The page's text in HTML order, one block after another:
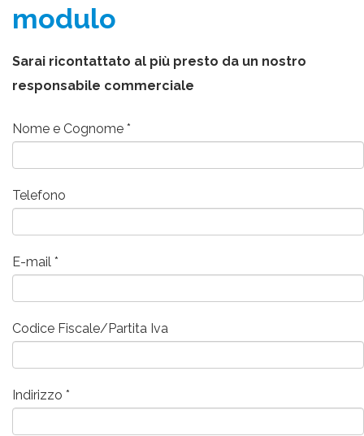
modulo
Sarai ricontattato al più presto da un nostro
responsabile commerciale
Nome e Cognome
Telefono
E-mail
Codice Fiscale/Partita Iva
Indirizzo